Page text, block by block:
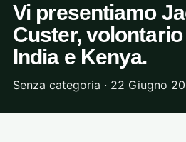
Vi presentiamo
Custer,
India e Kenya.
Senza categoria · 22 Giugno